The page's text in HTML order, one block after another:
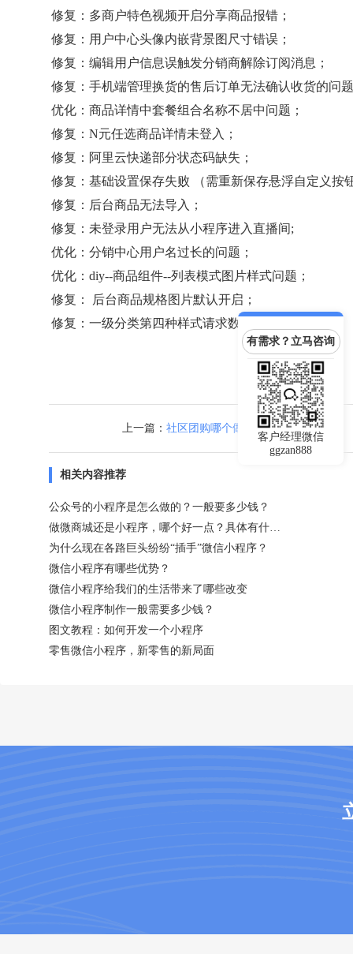
修复：多商户特色视频开启分享商品报错；
修复：用户中心头像内嵌背景图尺寸错误；
修复：编辑用户信息误触发分销商解除订阅消息；
修复：手机端管理换货的售后订单无法确认收货的问
优化：商品详情中套餐组合名称不居中问题；
修复：N元任选商品详情未登入；
修复：阿里云快递部分状态码缺失；
修复：基础设置保存失败 （需重新保存悬浮自定义按
修复：后台商品无法导入；
修复：未登录用户无法从小程序进入直播间;
优化：分销中心用户名过长的问题；
优化：diy--商品组件--列表模式图片样式问题；
修复： 后台商品规格图片默认开启；
修复：一级分类第四种样式请求数据出错；
上一篇： 社区团购哪个做得比较好？
相关内容推荐
公众号的小程序是怎么做的？一般要多少钱？
做微商城还是小程序，哪个好一点？具体有什么区别？
为什么现在各路巨头纷纷“插手”微信小程序？
微信小程序有哪些优势？
微信小程序给我们的生活带来了哪些改变
微信小程序制作一般需要多少钱？
图文教程：如何开发一个小程序
零售微信小程序，新零售的新局面
有需求？立马咨询
客户经理微信
ggzan888